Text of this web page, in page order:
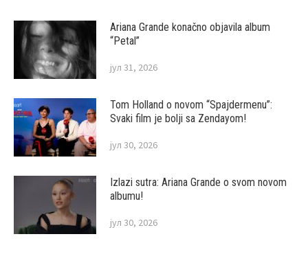
Ariana Grande konačno objavila album
“Petal”
јул 31, 2026
Tom Holland o novom “Spajdermenu”:
Svaki film je bolji sa Zendayom!
јул 30, 2026
Izlazi sutra: Ariana Grande o svom novom
albumu!
јул 30, 2026